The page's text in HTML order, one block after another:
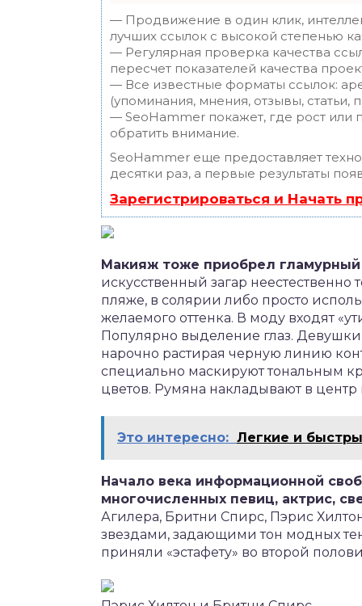
— Продвижение в один клик,
лучших ссылок с высокой степенью
— Регулярная проверка качества
пересчет показателей качества
— Все известные форматы ссылок:
(упоминания, мнения, отзывы, статьи,
— SeoHammer покажет, где рост или
обратить внимание.
SeoHammer еще предоставляет
десятки раз, а первые результаты
Зарегистрироваться и Начать
Макияж тоже приобрел гламурный
искусственный загар
пляже, в солярии либо просто
желаемого оттенка. В моду входят
Популярно выделение глаз.
нарочно растирая черную линию
специально маскируют тональным
цветов. Румяна накладывают в
Это интересно: Легкие и
Начало века информационной
многочисленных певиц, актрис,
Агилера, Бритни Спирс, Пэрис
звездами, задающими тон модных
приняли «эстафету» во второй